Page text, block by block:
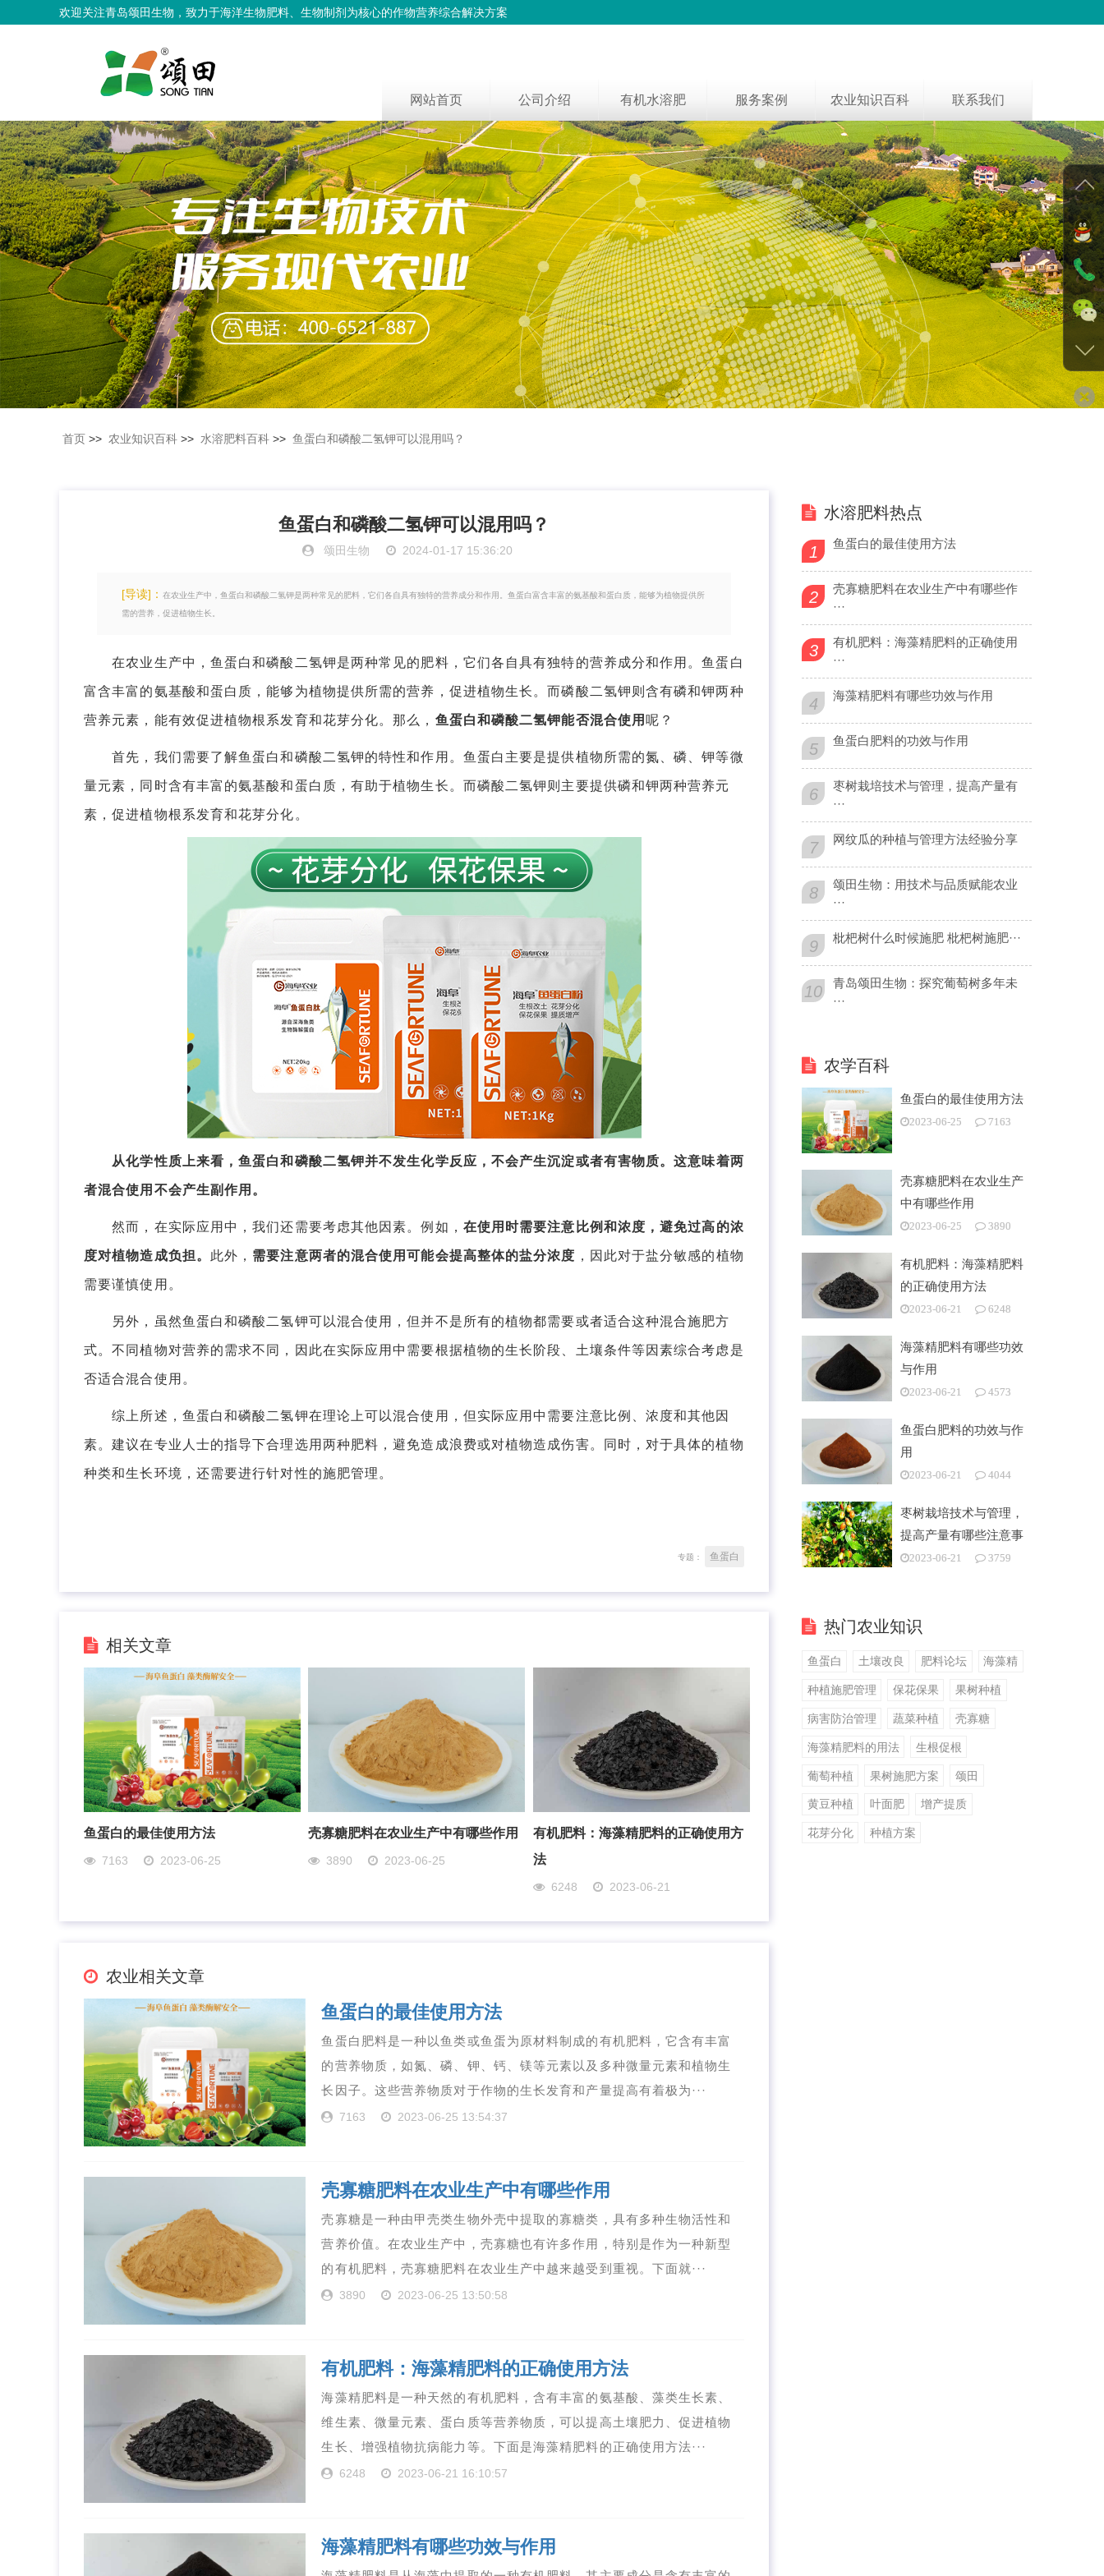
欢迎关注青岛颂田生物，致力于海洋生物肥料、生物制剂为核心的作物营养综合解决方案
网站首页 公司介绍 有机水溶肥 服务案例 农业知识百科 联系我们
首页 >> 农业知识百科 >> 水溶肥料百科 >> 鱼蛋白和磷酸二氢钾可以混用吗？
鱼蛋白和磷酸二氢钾可以混用吗？
颂田生物 2024-01-17 15:36:20
[导读]： 在农业生产中，鱼蛋白和磷酸二氢钾是两种常见的肥料，它们各自具有独特的营养成分和作用。鱼蛋白富含丰富的氨基酸和蛋白质，能够为植物提供所
需的营养，促进植物生长。
在农业生产中，鱼蛋白和磷酸二氢钾是两种常见的肥料，它们各自具有独特的营养成分和作用。鱼蛋白
富含丰富的氨基酸和蛋白质，能够为植物提供所需的营养，促进植物生长。而磷酸二氢钾则含有磷和钾两种
营养元素，能有效促进植物根系发育和花芽分化。那么， 鱼蛋白和磷酸二氢钾能否混合使用 呢？
首先，我们需要了解鱼蛋白和磷酸二氢钾的特性和作用。鱼蛋白主要是提供植物所需的氮、磷、钾等微
量元素，同时含有丰富的氨基酸和蛋白质，有助于植物生长。而磷酸二氢钾则主要提供磷和钾两种营养元
素，促进植物根系发育和花芽分化。
从化学性质上来看，鱼蛋白和磷酸二氢钾并不发生化学反应，不会产生沉淀或者有害物质。这意味着两
者混合使用不会产生副作用。
然而，在实际应用中，我们还需要考虑其他因素。例如， 在使用时需要注意比例和浓度，避免过高的浓
度对植物造成负担。 此外， 需要注意两者的混合使用可能会提高整体的盐分浓度 ，因此对于盐分敏感的植物
需要谨慎使用。
另外，虽然鱼蛋白和磷酸二氢钾可以混合使用，但并不是所有的植物都需要或者适合这种混合施肥方
式。不同植物对营养的需求不同，因此在实际应用中需要根据植物的生长阶段、土壤条件等因素综合考虑是
否适合混合使用。
综上所述，鱼蛋白和磷酸二氢钾在理论上可以混合使用，但实际应用中需要注意比例、浓度和其他因
素。建议在专业人士的指导下合理选用两种肥料，避免造成浪费或对植物造成伤害。同时，对于具体的植物
种类和生长环境，还需要进行针对性的施肥管理。
专题： 鱼蛋白
相关文章
鱼蛋白的最佳使用方法
7163 2023-06-25
壳寡糖肥料在农业生产中有哪些作用
3890 2023-06-25
有机肥料：海藻精肥料的正确使用方
法
6248 2023-06-21
农业相关文章
鱼蛋白的最佳使用方法
鱼蛋白肥料是一种以鱼类或鱼蛋为原材料制成的有机肥料，它含有丰富
的营养物质，如氮、磷、钾、钙、镁等元素以及多种微量元素和植物生
长因子。这些营养物质对于作物的生长发育和产量提高有着极为···
7163 2023-06-25 13:54:37
壳寡糖肥料在农业生产中有哪些作用
壳寡糖是一种由甲壳类生物外壳中提取的寡糖类，具有多种生物活性和
营养价值。在农业生产中，壳寡糖也有许多作用，特别是作为一种新型
的有机肥料，壳寡糖肥料在农业生产中越来越受到重视。下面就···
3890 2023-06-25 13:50:58
有机肥料：海藻精肥料的正确使用方法
海藻精肥料是一种天然的有机肥料，含有丰富的氨基酸、藻类生长素、
维生素、微量元素、蛋白质等营养物质，可以提高土壤肥力、促进植物
生长、增强植物抗病能力等。下面是海藻精肥料的正确使用方法···
6248 2023-06-21 16:10:57
海藻精肥料有哪些功效与作用
水溶肥料热点
1 鱼蛋白的最佳使用方法
2
壳寡糖肥料在农业生产中有哪些作
···
3
有机肥料：海藻精肥料的正确使用
···
4 海藻精肥料有哪些功效与作用
5 鱼蛋白肥料的功效与作用
6
枣树栽培技术与管理，提高产量有
···
7 网纹瓜的种植与管理方法经验分享
8
颂田生物：用技术与品质赋能农业
···
9 枇杷树什么时候施肥 枇杷树施肥···
10
青岛颂田生物：探究葡萄树多年未
···
农学百科
鱼蛋白的最佳使用方法
2023-06-25 7163
壳寡糖肥料在农业生产
中有哪些作用
2023-06-25 3890
有机肥料：海藻精肥料
的正确使用方法
2023-06-21 6248
海藻精肥料有哪些功效
与作用
2023-06-21 4573
鱼蛋白肥料的功效与作
用
2023-06-21 4044
枣树栽培技术与管理，
提高产量有哪些注意事
项2023-06-21 3759
热门农业知识
鱼蛋白 土壤改良 肥料论坛 海藻精
种植施肥管理 保花保果 果树种植
病害防治管理 蔬菜种植 壳寡糖
海藻精肥料的用法 生根促根
葡萄种植 果树施肥方案 颂田
黄豆种植 叶面肥 增产提质
花芽分化 种植方案